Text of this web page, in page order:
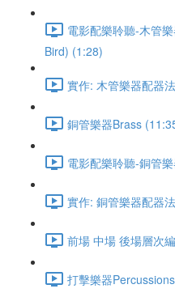
電影配樂聆聽-木管
Bird) (1:28)
實作: 木管樂器配器
銅管樂器Brass
電影配樂聆聽-銅管
實作: 銅管樂器配器
前場 中場 後場層次
打擊樂器